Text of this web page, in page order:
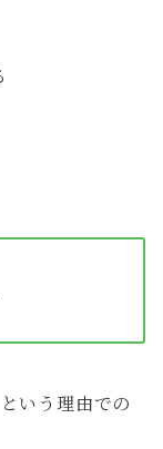
いう理由での